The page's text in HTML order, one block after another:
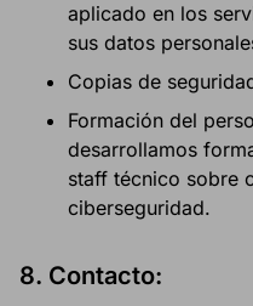
aplicado en los
sus datos
Copias de
Formación del
desarrollamos
staff técnico sobre
ciberseguridad.
8. Contacto: